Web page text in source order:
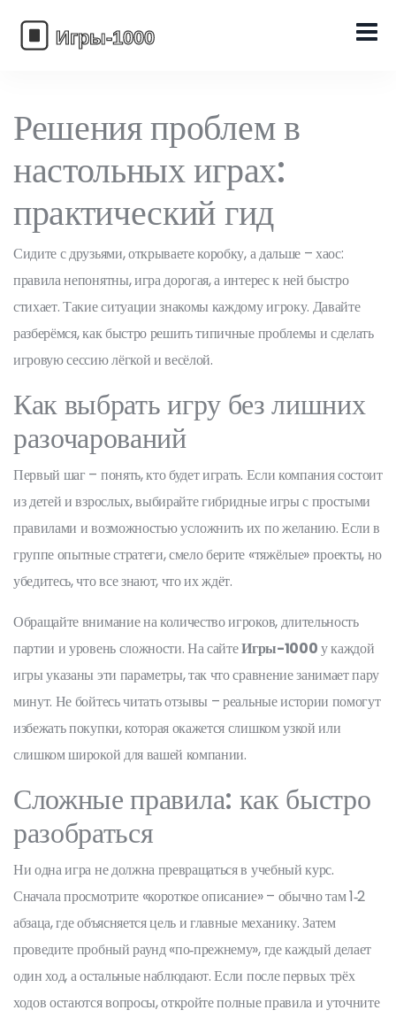
Решения проблем в
настольных играх:
практический гид
Сидите с друзьями, открываете коробку, а дальше – хаос:
правила непонятны, игра дорогая, а интерес к ней быстро
стихает. Такие ситуации знакомы каждому игроку. Давайте
разберёмся, как быстро решить типичные проблемы и сделать
игровую сессию лёгкой и весёлой.
Как выбрать игру без лишних
разочарований
Первый шаг – понять, кто будет играть. Если компания состоит
из детей и взрослых, выбирайте гибридные игры с простыми
правилами и возможностью усложнить их по желанию. Если в
группе опытные стратеги, смело берите «тяжёлые» проекты, но
убедитесь, что все знают, что их ждёт.
Обращайте внимание на количество игроков, длительность
партии и уровень сложности. На сайтеИгры-1000у каждой
игры указаны эти параметры, так что сравнение занимает пару
минут. Не бойтесь читать отзывы – реальные истории помогут
избежать покупки, которая окажется слишком узкой или
слишком широкой для вашей компании.
Сложные правила: как быстро
разобраться
Ни одна игра не должна превращаться в учебный курс.
Сначала просмотрите «короткое описание» – обычно там 1‑2
абзаца, где объясняется цель и главные механику. Затем
проведите пробный раунд «по‑прежнему», где каждый делает
один ход, а остальные наблюдают. Если после первых трёх
ходов остаются вопросы, откройте полные правила и уточните